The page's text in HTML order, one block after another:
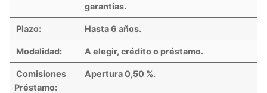
garantías.
Plazo: Hasta 6 años.
Modalidad: A elegir, crédito o préstamo.
Comisiones
Préstamo:
Apertura 0,50 %.